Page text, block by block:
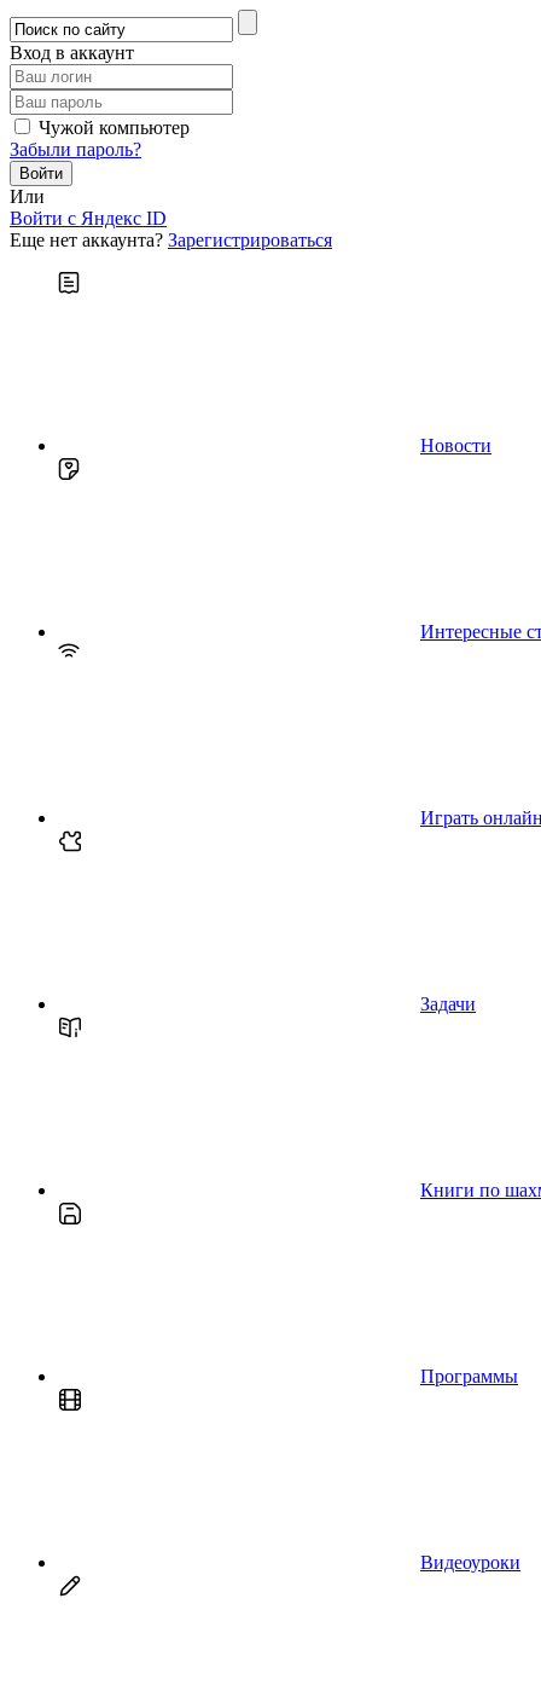
Вход в аккаунт
Чужой компьютер
Забыли пароль?
Или
Войти c Яндекс ID
Еще нет аккаунта? Зарегистрироваться
Новости
Интересные
Играть онлайн
Задачи
Книги по
Программы
Видеоуроки